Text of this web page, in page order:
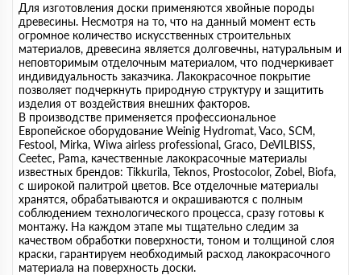
Для изготовления доски применяются хвойные породы
древесины. Несмотря на то, что на данный момент есть
огромное количество искусственных строительных
материалов, древесина является долговечны, натуральным и
неповторимым отделочным материалом, что подчеркивает
индивидуальность заказчика. Лакокрасочное покрытие
позволяет подчеркнуть природную структуру и защитить
изделия от воздействия внешних факторов.
В производстве применяется профессиональное
Европейское оборудование Weinig Hydromat, Vaco, SCM,
Festool, Mirka, Wiwa airless professional, Graco, DeVILBISS,
Сeeteс, Pama, качественные лакокрасочные материалы
известных брендов: Tikkurila, Teknos, Prostocolor, Zobel, Biofa,
с широкой палитрой цветов. Все отделочные материалы
хранятся, обрабатываются и окрашиваются с полным
соблюдением технологического процесса, сразу готовы к
монтажу. На каждом этапе мы тщательно следим за
качеством обработки поверхности, тоном и толщиной слоя
краски, гарантируем необходимый расход лакокрасочного
материала на поверхность доски.